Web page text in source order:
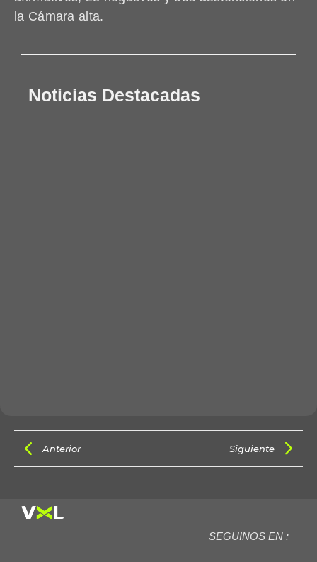
la Cámara alta.
Noticias Destacadas
Anterior Siguiente
SEGUINOS EN :